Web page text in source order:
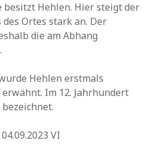
besitzt Hehlen. Hier steigt der
Ortes stark an. Der
die am Abhang
Hehlen erstmals
erwähnt. Im 12. Jahrhundert
bezeichnet.
VI